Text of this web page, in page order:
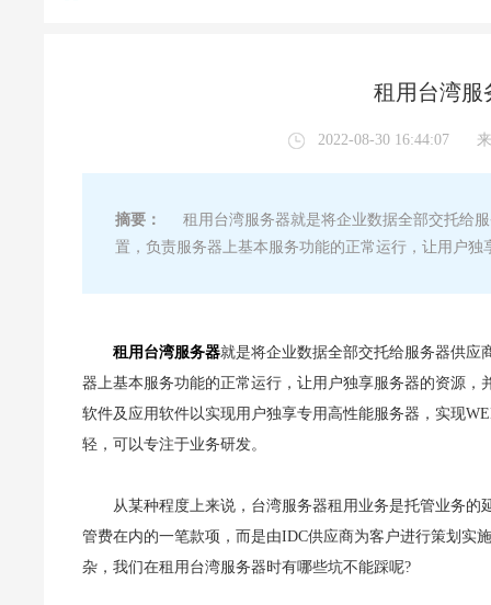
租用台湾服
2022-08-30 16:44:07
摘要：
租用台湾服务器就是将企业数据全部交托给
置，负责服务器上基本服务功能的正常运行，让用户
租用台湾服务器就是将企业数据全部交托给服务器供应
器上基本服务功能的正常运行，让用户独享服务器的资源
软件及应用软件以实现用户独享专用高性能服务器，实现
轻，可以专注于业务研发。
从某种程度上来说，台湾服务器租用业务是托管业务
管费在内的一笔款项，而是由IDC供应商为客户进行策划实
杂，我们在租用台湾服务器时有哪些坑不能踩呢?